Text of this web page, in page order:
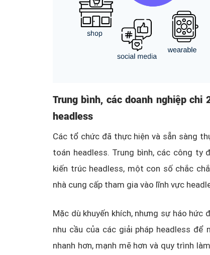
Trung bình, các doanh nghiệp
headless
Các tổ chức đã thực hiện và sẵn sàng
toán headless. Trung bình, các công
kiến trúc headless, một con số chắc
nhà cung cấp tham gia vào lĩnh vực
Mặc dù khuyến khích, nhưng sự háo
nhu cầu của các giải pháp headless
nhanh hơn, mạnh mẽ hơn và quy trình